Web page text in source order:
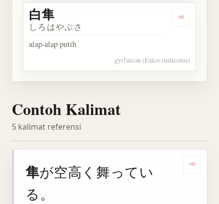
Dengarkan
白隼
しろはやぶさ
alap-alap putih
gyrfalcon (Falco rusticolus)
Contoh Kalimat
5 kalimat referensi
隼が空高く舞ってい
る。